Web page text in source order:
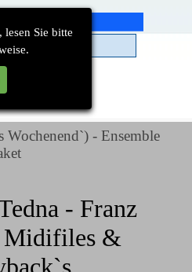
lesen Sie bitte
Menü überspringen
- Ensemble
- Franz
&